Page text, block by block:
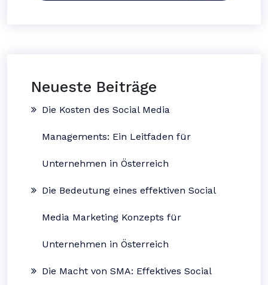
Neueste Beiträge
Die Kosten des Social Media
Managements: Ein Leitfaden für
Unternehmen in Österreich
Die Bedeutung eines effektiven Social
Media Marketing Konzepts für
Unternehmen in Österreich
Die Macht von SMA: Effektives Social